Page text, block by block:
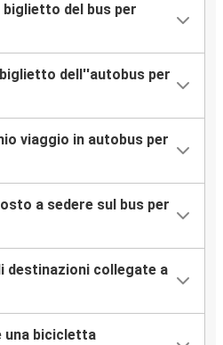
del bus per
dell''autobus per
viaggio in autobus per
a sedere sul bus per
destinazioni collegate a
una bicicletta